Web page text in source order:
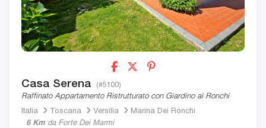
Casa Serena (#5100)
Raffinato Appartamento Ristrutturato con Giardino ai Ronchi
Italia
Toscana Versilia
Marina Dei Ronchi
6 Km da Forte Dei Marmi